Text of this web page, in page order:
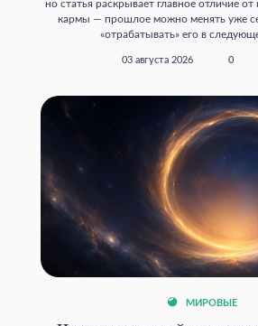
но статья раскрывает главное отличие
кармы — прошлое можно менять уже
«отрабатывать» его в
03 августа 2026 0
МИРОВЫЕ